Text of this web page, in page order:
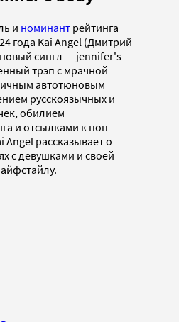
и номинант рейтинга
года Kai Angel (Дмитрий
новый сингл — jennifer's
трэп с мрачной
автотюновым
русскоязычных и
обилием
и отсылками к поп-
Angel рассказывает о
с девушками и своей